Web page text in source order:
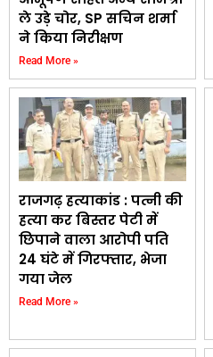
ले उड़े चोर, SP सचिन शर्मा
ने किया निरीक्षण
Read More »
राजगढ़ हत्याकांड : पत्नी की
हत्या कर बिस्तर पेटी में
छिपाने वाला आरोपी पति
24 घंटे में गिरफ्तार, भेजा
गया जेल
Read More »